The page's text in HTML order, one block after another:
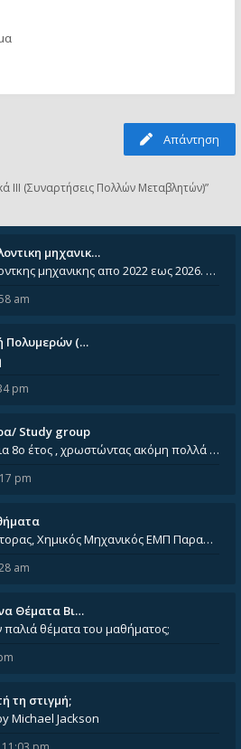
Απάντηση
(Συναρτήσεις Πολλών Μεταβλητών)”
μηχανικ…
θεματα περιβαλλοντκης μηχανικης απο 2022 εως 2026. Δεν ειναι μεσα του Σεπτεμβιου του 2025. Αν τα εχει καποιος ας τα ανε
am
Πολυμερών (…
pm
Study group
Έχοντας φτάσει πια 8ο έτος , χρωστώντας ακόμη πολλά και χωρίς καμία όρεξη ούτε να διαβάσω μόνος μου ούτε να παρακολουθήσ
pm
Υποψήφιος Διδάκτορας, Χημικός Μηχανικός ΕΜΠ Παραδίδω ιδιαίτερα μαθήματα μέσης και ανώτατης εκπαίδευσης σε θετικές και τε
am
Θέματα Βι…
θέματα του μαθήματος;
τη στιγμή;
Michael Jackson